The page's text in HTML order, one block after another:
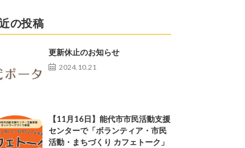
の投稿
更新休止のお知らせ
2024.10.21
【11月16日】能代市市民活動支援
センターで「ボランティア・市民
活動・まちづくり カフェトーク」